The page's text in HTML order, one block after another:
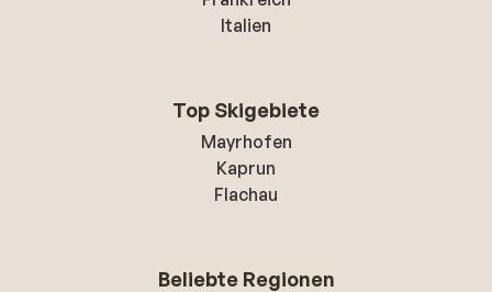
Italien
Top Skigebiete
Mayrhofen
Kaprun
Flachau
Beliebte Regionen